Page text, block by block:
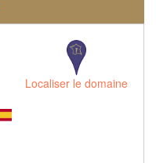
Localiser le domaine